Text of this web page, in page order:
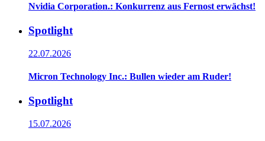
Nvidia Corporation.: Konkurrenz aus Fernost erwächst!
Spotlight
22.07.2026
Micron Technology Inc.: Bullen wieder am Ruder!
Spotlight
15.07.2026